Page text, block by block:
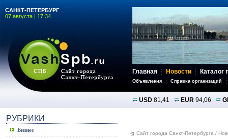
САНКТ-ПЕТЕРБУРГ
07 августа | 17:34
Главная Новости Каталог
Объявления Справка организаций
USD 81,41 EUR 94,06
РУБРИКИ
Бизнес
Сайт города Санкт-Петербурга /